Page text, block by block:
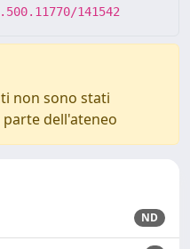
141542
non sono stati
dell'ateneo
ND